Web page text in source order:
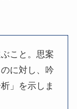
こと。思案
に対し、吟
」を示しま